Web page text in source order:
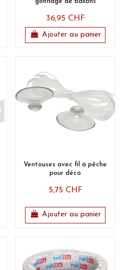
36,95 CHF
Ajouter au panier
Ventouses avec fil à pêche
pour déco
5,75 CHF
Ajouter au panier